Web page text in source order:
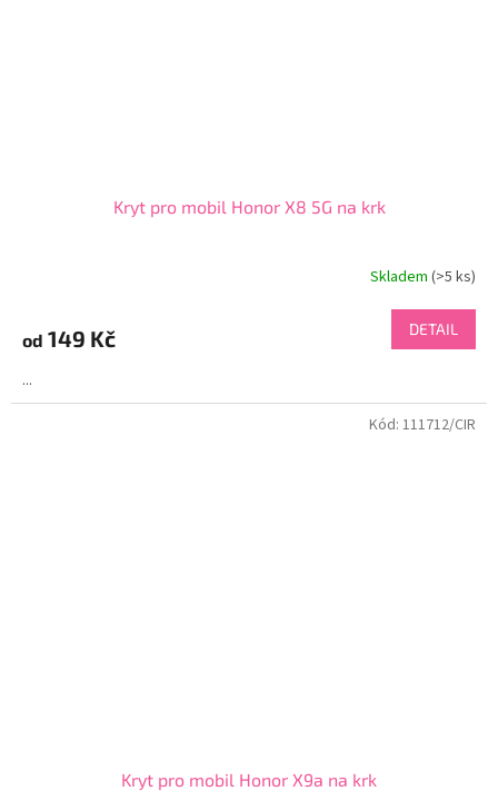
Kryt pro mobil Honor X8 5G na krk
je
z
5
Skladem(>5 ks)
od 149 Kč DETAIL
...
Kryt pro mobil Honor X9a na krk
Kód: 111712/CIR